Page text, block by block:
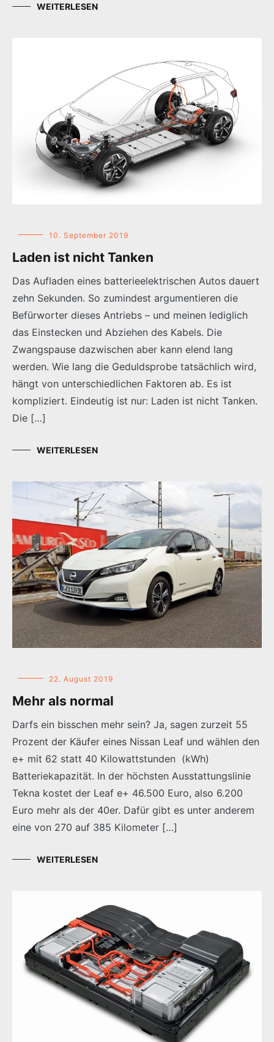
WEITERLESEN
10. September 2019
Laden ist nicht Tanken
Das Aufladen eines batterieelektrischen Autos dauert
zehn Sekunden. So zumindest argumentieren die
Befürworter dieses Antriebs – und meinen lediglich
das Einstecken und Abziehen des Kabels. Die
Zwangspause dazwischen aber kann elend lang
werden. Wie lang die Geduldsprobe tatsächlich wird,
hängt von unterschiedlichen Faktoren ab. Es ist
kompliziert. Eindeutig ist nur: Laden ist nicht Tanken.
Die […]
WEITERLESEN
22. August 2019
Mehr als normal
Darfs ein bisschen mehr sein? Ja, sagen zurzeit 55
Prozent der Käufer eines Nissan Leaf und wählen den
e+ mit 62 statt 40 Kilowattstunden (kWh)
Batteriekapazität. In der höchsten Ausstattungslinie
Tekna kostet der Leaf e+ 46.500 Euro, also 6.200
Euro mehr als der 40er. Dafür gibt es unter anderem
eine von 270 auf 385 Kilometer […]
WEITERLESEN